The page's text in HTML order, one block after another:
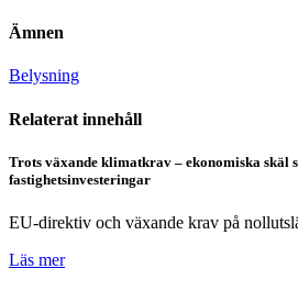
Ämnen
Belysning
Relaterat innehåll
Trots växande klimatkrav – ekonomiska skäl
fastighetsinvesteringar
EU-direktiv och växande krav på
Läs mer